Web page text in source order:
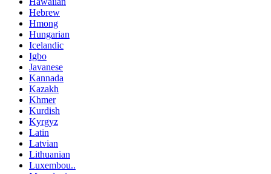
Hebrew
Hmong
Hungarian
Icelandic
Igbo
Javanese
Kannada
Kazakh
Khmer
Kurdish
Kyrgyz
Latin
Latvian
Lithuanian
Luxembou..